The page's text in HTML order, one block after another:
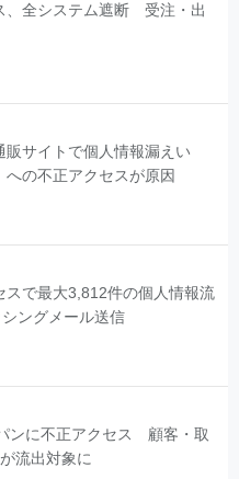
、全システム遮断 受注・出
販サイトで個人情報漏えい
への不正アクセスが原因
スで最大3,812件の個人情報流
ングメール送信
ンに不正アクセス 顧客・取
流出対象に